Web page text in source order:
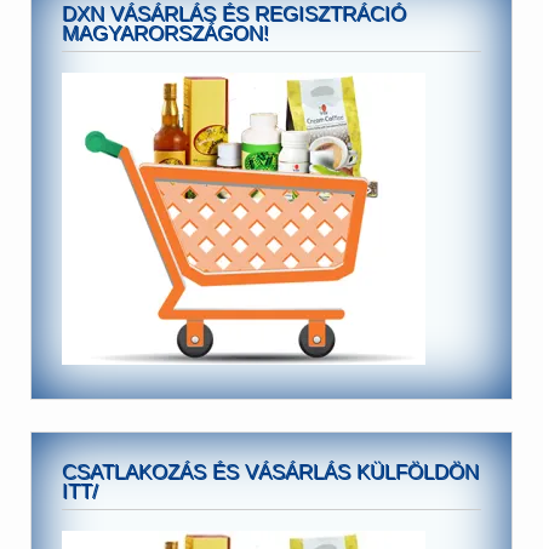
DXN VÁSÁRLÁS ÉS REGISZTRÁCIÓ
MAGYARORSZÁGON!
CSATLAKOZÁS ÉS VÁSÁRLÁS KÜLFÖLDÖN
ITT/